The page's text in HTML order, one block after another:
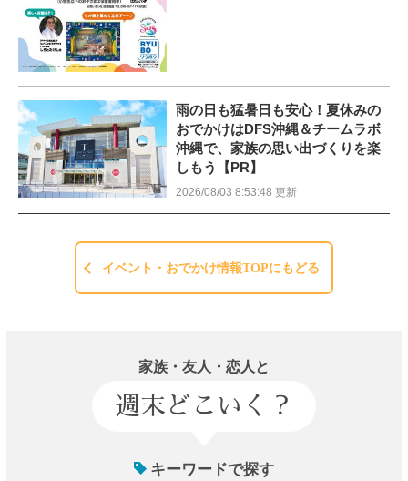
雨の日も猛暑日も安心！夏休みの
おでかけはDFS沖縄＆チームラボ
沖縄で、家族の思い出づくりを楽
しもう【PR】
2026/08/03 8:53:48 更新
イベント・おでかけ情報TOPにもどる
家族・友人・恋人と
週末どこいく？
キーワードで探す